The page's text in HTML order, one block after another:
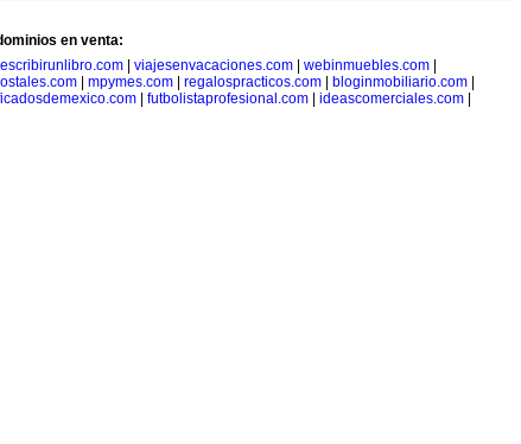
en venta:
escribirunlibro.com
viajesenvacaciones.com webinmuebles.com
| mpymes.com| regalospracticos.com| bloginmobiliario.com|
| futbolistaprofesional.com| ideascomerciales.com|